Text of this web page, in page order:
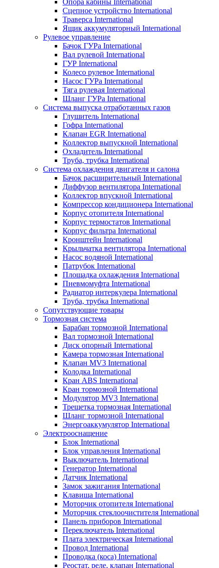
Сцепное устройство International
Траверса International
Ящик аккумуляторный International
Рулевое управление
Бачок ГУРа International
Вал рулевой International
ГУР International
Колесо рулевое International
Насос ГУРа International
Тяга рулевая International
Шланг ГУРа International
Система выпуска отработанных газов
Глушитель International
Гофра International
Клапан EGR International
Коллектор выпускной International
Охладитель International
Труба, трубка International
Система охлаждения двигателя и салона
Бачок расширительный International
Диффузор вентилятора International
Коллектор впускной International
Компрессор кондиционера International
Корпус отопителя International
Корпус термостатов International
Корпус фильтра International
Кронштейн International
Крыльчатка вентилятора International
Насос водяной International
Патрубок International
Площадка охлаждения International
Пневмомуфта International
Радиатор интеркулера International
Труба, трубка International
Сопутствующие товары
Тормозная система
Барабан тормозной International
Вал тормозной International
Диск опорный International
Камера тормозная International
Клапан MV3 International
Колодка International
Кран ABS International
Кран тормозной International
Модулятор MV3 International
Трещетка тормозная International
Шланг тормозной International
Энергоаккумулятор International
Электрооснащение
Блок International
Блок управления International
Выключатель International
Генератор International
Датчик International
Замок зажигания International
Клавиша International
Моторчик отопителя International
Моторчик стеклоочистителя International
Панель приборов International
Переключатель International
Плата электрическая International
Провод International
Проводка (коса) International
Реостат, реле, клапан International